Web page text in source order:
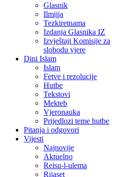
Glasnik
Ilmijja
Tezkiretnama
Izdanja Glasnika IZ
Izvještaji Komisije za
slobodu vjere
Dini Islam
Islam
Fetve i rezolucije
Hutbe
Tekstovi
Mekteb
Vjeronauka
Prijedlozi teme hutbe
Pitanja i odgovori
Vijesti
Najnovije
Aktuelno
Reisu-l-ulema
Rijaset